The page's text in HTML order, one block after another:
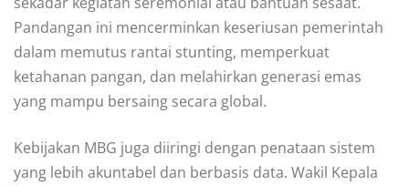
Pandangan ini mencerminkan keseriusan pemerintah
dalam memutus rantai stunting, memperkuat
ketahanan pangan, dan melahirkan generasi emas
yang mampu bersaing secara global.
Kebijakan MBG juga diiringi dengan penataan sistem
yang lebih akuntabel dan berbasis data. Wakil Kepala